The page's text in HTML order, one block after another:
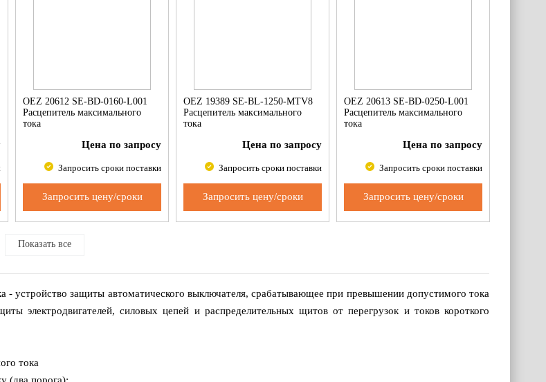
OEZ 20612 SE-BD-0160-L001
Расцепитель максимального
тока
Цена по запросу
Запросить сроки поставки
Запросить цену/сроки
OEZ 19389 SE-BL-1250-MTV8
Расцепитель максимального
тока
Цена по запросу
Запросить сроки поставки
Запросить цену/сроки
OEZ 20613 SE-BD-0250-L001
Расцепитель максимального
тока
Цена по запросу
Запросить сроки поставки
Запросить цену/сроки
Показать все
- устройство защиты автоматического выключателя, срабатывающее при превышении допустимого тока
электродвигателей, силовых цепей и распределительных щитов от перегрузок и токов короткого
тока